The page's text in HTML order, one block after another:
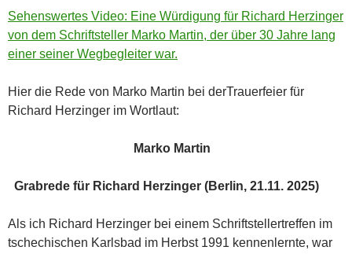
Sehenswertes Video: Eine Würdigung für Richard Herzinger
von dem Schriftsteller Marko Martin, der über 30 Jahre lang
einer seiner Wegbegleiter war.
Hier die Rede von Marko Martin bei derTrauerfeier für
Richard Herzinger im Wortlaut:
Marko Martin
Grabrede für Richard Herzinger (Berlin, 21.11. 2025)
Als ich Richard Herzinger bei einem Schriftstellertreffen im
tschechischen Karlsbad im Herbst 1991 kennenlernte, war